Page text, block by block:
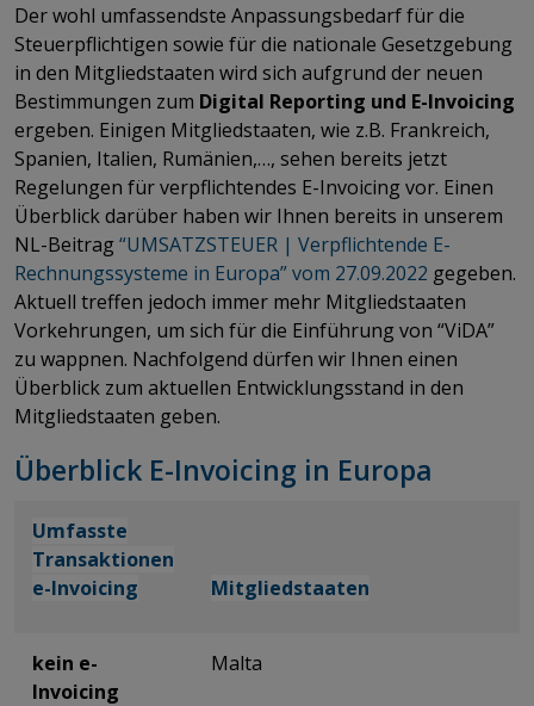
​​​​​​​Der wohl umfassendste Anpassungsbedarf für die
Steuerpflichtigen sowie für die nationale Gesetzgebung
in den Mitgliedstaaten wird sich aufgrund der neuen
Bestimmungen zum Digital Reporting und E-Invoicing
ergeben. Einigen Mitgliedstaaten, wie z.B. Frankreich,
Spanien, Italien, Rumänien,…, sehen bereits jetzt
Regelungen für verpflichtendes E-Invoicing vor. Einen
Überblick darüber haben wir Ihnen bereits in unserem
NL-Beitrag“UMSATZSTEUER | Verpflichtende E-
Rechnungssysteme in Europa” vom 27.09.2022 gegeben.
Aktuell treffen jedoch immer mehr Mitgliedstaaten
Vorkehrungen, um sich für die Einführung von “ViDA”
zu wappnen. Nachfolgend dürfen wir Ihnen einen
Überblick zum aktuellen Entwicklungsstand in den
Mitgliedstaaten geben.
Überblick E-Invoicing in Europa
Umfasste
​​​​​​​Transaktionen
e-Invoicing
​​​​​​​​​​​​​​Mitgliedstaaten
kein e-
Invoicing
Malta